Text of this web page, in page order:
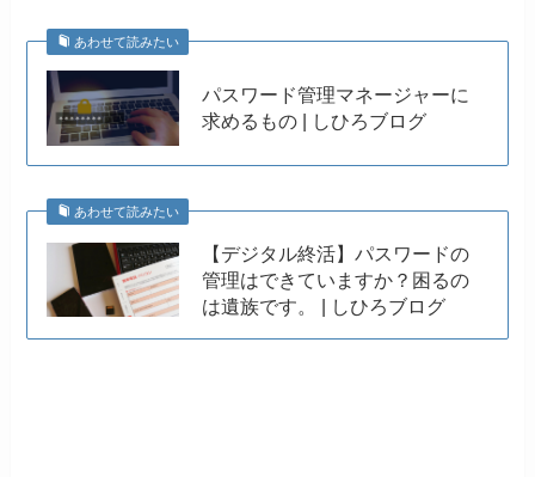
あわせて読みたい
パスワード管理マネージャーに
求めるもの | しひろブログ
あわせて読みたい
【デジタル終活】パスワードの
管理はできていますか？困るの
は遺族です。 | しひろブログ